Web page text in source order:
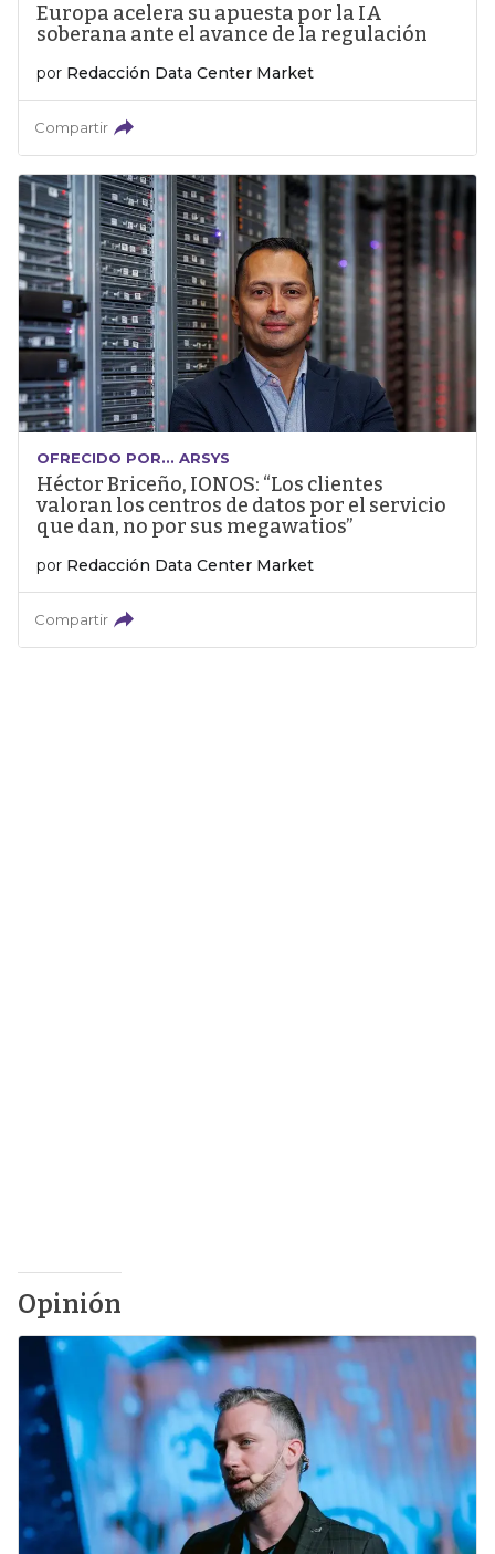
Europa acelera su apuesta por la IA
soberana ante el avance de la regulación
por Redacción Data Center Market
Compartir
OFRECIDO POR... ARSYS
Héctor Briceño, IONOS: “Los clientes
valoran los centros de datos por el servicio
que dan, no por sus megawatios”
por Redacción Data Center Market
Compartir
Opinión